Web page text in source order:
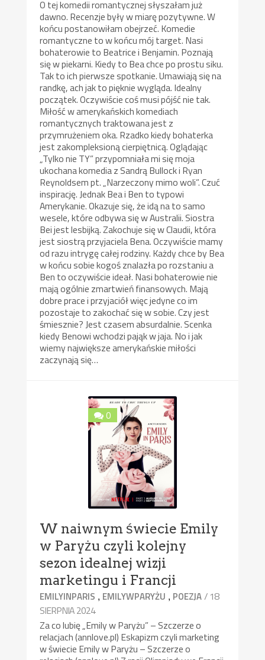
O tej komedii romantycznej słyszałam już
dawno. Recenzje były w miarę pozytywne. W
końcu postanowiłam obejrzeć. Komedie
romantyczne to w końcu mój target. Nasi
bohaterowie to Beatrice i Benjamin. Poznają
się w piekarni. Kiedy to Bea chce po prostu siku.
Tak to ich pierwsze spotkanie. Umawiają się na
randkę, ach jak to pięknie wygląda. Idealny
początek. Oczywiście coś musi pójść nie tak.
Miłość w amerykańskich komediach
romantycznych traktowana jest z
przymrużeniem oka. Rzadko kiedy bohaterka
jest zakompleksioną cierpiętnicą. Oglądając
„Tylko nie TY” przypomniała mi się moja
ukochana komedia z Sandrą Bullock i Ryan
Reynoldsem pt. „Narzeczony mimo woli”. Czuć
inspirację. Jednak Bea i Ben to typowi
Amerykanie. Okazuje się, że idą na to samo
wesele, które odbywa się w Australii. Siostra
Bei jest lesbijką. Zakochuje się w Claudii, która
jest siostrą przyjaciela Bena. Oczywiście mamy
od razu intrygę całej rodziny. Każdy chce by Bea
w końcu sobie kogoś znalazła po rozstaniu a
Ben to oczywiście ideał. Nasi bohaterowie nie
mają ogólnie zmartwień finansowych. Mają
dobre prace i przyjaciół więc jedyne co im
pozostaje to zakochać się w sobie. Czy jest
śmiesznie? Jest czasem absurdalnie. Scenka
kiedy Benowi wchodzi pająk w jaja. No i jak
wiemy największe amerykańskie miłości
zaczynają się…
0
W naiwnym świecie Emily
w Paryżu czyli kolejny
sezon idealnej wizji
marketingu i Francji
EMILYINPARIS , EMILYWPARYŻU , POEZJA/ 18
SIERPNIA 2024
Za co lubię „Emily w Paryżu” – Szczerze o
relacjach (annlove.pl) Eskapizm czyli marketing
w świecie Emily w Paryżu – Szczerze o